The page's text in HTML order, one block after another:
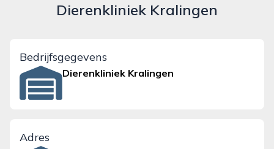
Dierenkliniek Kralingen
Bedrijfsgegevens
Dierenkliniek Kralingen
Adres